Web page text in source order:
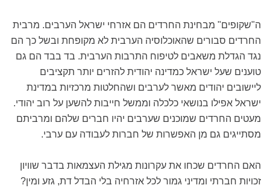
ה"שקופים" מבחינת החרדים הם אזרחי ישראל הערבים. מרבית
החרדים סבורים שהאוכלוסיה הערבית לא מקופחת ובשל כך הם
נגד הגדלת משאבים לטיפוח התרבות הערבית. בד בבד הם גם
טוענים שעל ישראל כמדינה יהודית להזרים יותר תקציבים
ליישובים יהודים מאשר לערבים ושהחלטות מרכזיות במדינת
ישראל אפילו בנושאי כלכלה וממשל חייבות להשען על רוב יהודי.
מעטים החרדים שמוכנים שערבים יהיו חברים שלהם ומרביתם
מסתייגים גם מן האפשרות של חברות לעבודה עם ערבי.
האם החרדים שכחו את עקרונות מגילת העצמאות בדבר שוויון
זכויות חברתי ומדיני גמור לכל אזרחיה בלי הבדל דת, גזע ומין?